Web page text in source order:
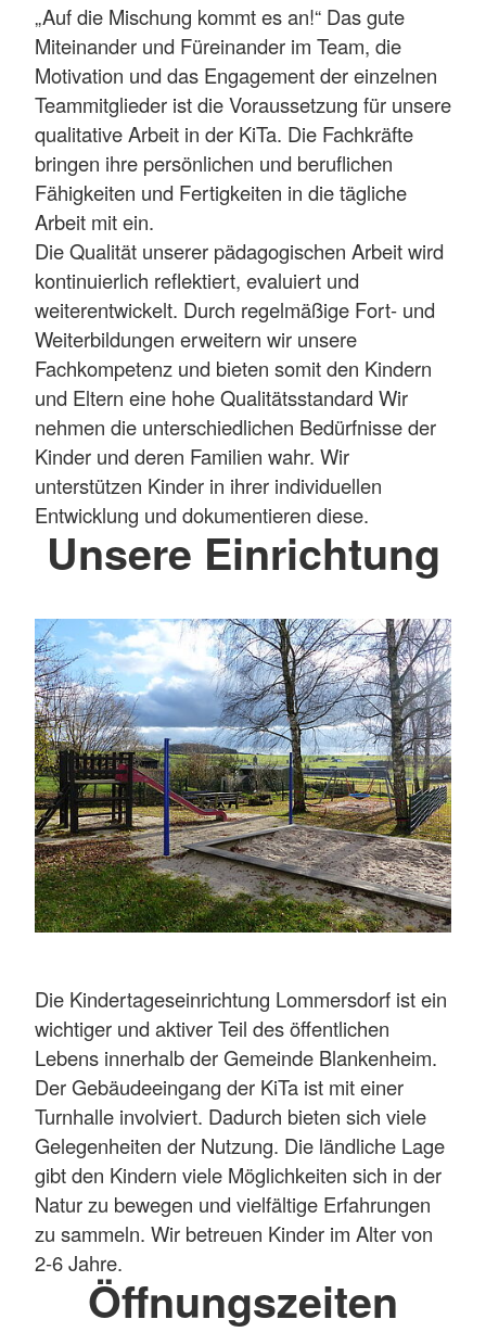
„Auf die Mischung kommt es an!“ Das gute
Miteinander und Füreinander im Team, die
Motivation und das Engagement der einzelnen
Teammitglieder ist die Voraussetzung für unsere
qualitative Arbeit in der KiTa. Die Fachkräfte
bringen ihre persönlichen und beruflichen
Fähigkeiten und Fertigkeiten in die tägliche
Arbeit mit ein.
Die Qualität unserer pädagogischen Arbeit wird
kontinuierlich reflektiert, evaluiert und
weiterentwickelt. Durch regelmäßige Fort- und
Weiterbildungen erweitern wir unsere
Fachkompetenz und bieten somit den Kindern
und Eltern eine hohe Qualitätsstandard Wir
nehmen die unterschiedlichen Bedürfnisse der
Kinder und deren Familien wahr. Wir
unterstützen Kinder in ihrer individuellen
Entwicklung und dokumentieren diese.
Unsere Einrichtung
Die Kindertageseinrichtung Lommersdorf ist ein
wichtiger und aktiver Teil des öffentlichen
Lebens innerhalb der Gemeinde Blankenheim.
Der Gebäudeeingang der KiTa ist mit einer
Turnhalle involviert. Dadurch bieten sich viele
Gelegenheiten der Nutzung. Die ländliche Lage
gibt den Kindern viele Möglichkeiten sich in der
Natur zu bewegen und vielfältige Erfahrungen
zu sammeln. Wir betreuen Kinder im Alter von
2-6 Jahre.
Öffnungszeiten